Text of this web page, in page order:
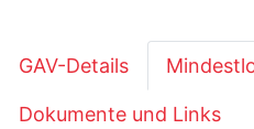
GAV-Details
Dokumente und Links